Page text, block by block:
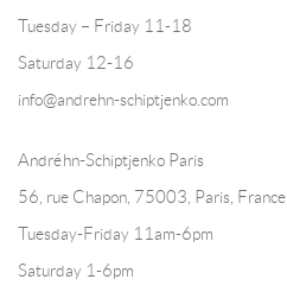
Tuesday – Friday 11-18
Saturday 12-16
info@andrehn-schiptjenko.com
Andréhn-Schiptjenko Paris
56, rue Chapon, 75003, Paris, France
Tuesday-Friday 11am-6pm
Saturday 1-6pm